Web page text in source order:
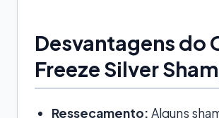
Desvantagens do
Freeze Silver
Ressecamento: Alguns